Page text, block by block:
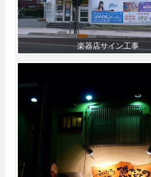
楽器店サイン工事